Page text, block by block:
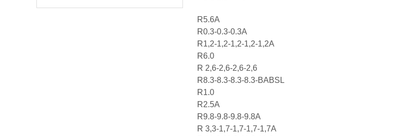
R5.6A
R0.3-0.3-0.3A
R1,2-1,2-1,2-1,2-1,2A
R6.0
R 2,6-2,6-2,6-2,6
R8.3-8.3-8.3-8.3-BABSL
R1.0
R2.5A
R9.8-9.8-9.8-9.8A
R 3,3-1,7-1,7-1,7-1,7A